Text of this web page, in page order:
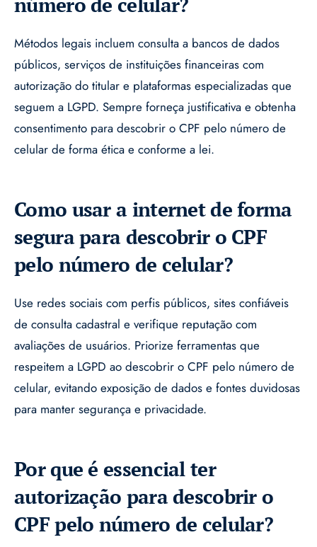
Métodos legais incluem consulta a bancos de dados
públicos, serviços de instituições financeiras com
autorização do titular e plataformas especializadas que
seguem a LGPD. Sempre forneça justificativa e obtenha
consentimento para descobrir o CPF pelo número de
celular de forma ética e conforme a lei.
Como usar a internet de forma
segura para descobrir o CPF
pelo número de celular?
Use redes sociais com perfis públicos, sites confiáveis
de consulta cadastral e verifique reputação com
avaliações de usuários. Priorize ferramentas que
respeitem a LGPD ao descobrir o CPF pelo número de
celular, evitando exposição de dados e fontes duvidosas
para manter segurança e privacidade.
Por que é essencial ter
autorização para descobrir o
CPF pelo número de celular?